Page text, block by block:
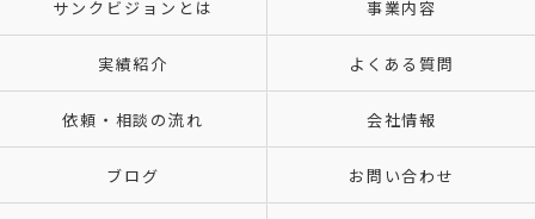
サンクビジョンとは 事業内容
実績紹介 よくある質問
依頼・相談の流れ 会社情報
ブログ お問い合わせ